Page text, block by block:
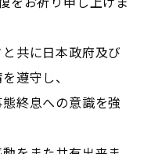
共に日本政府及び
遵守し、
終息への意識を強